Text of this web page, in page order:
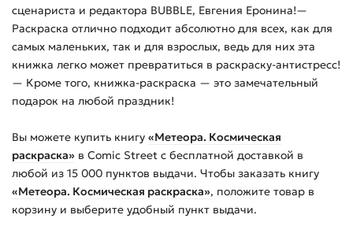
сценариста и редактора BUBBLE, Евгения Еронина!—
Раскраска отлично подходит абсолютно для всех, как для
самых маленьких, так и для взрослых, ведь для них эта
книжка легко может превратиться в раскраску-антистресс!
— Кроме того, книжка-раскраска — это замечательный
подарок на любой праздник!
Вы можете купить книгу «Метеора. Космическая
раскраска» в Comic Street с бесплатной доставкой в
любой из 15 000 пунктов выдачи. Чтобы заказать книгу
«Метеора. Космическая раскраска», положите товар в
корзину и выберите удобный пункт выдачи.